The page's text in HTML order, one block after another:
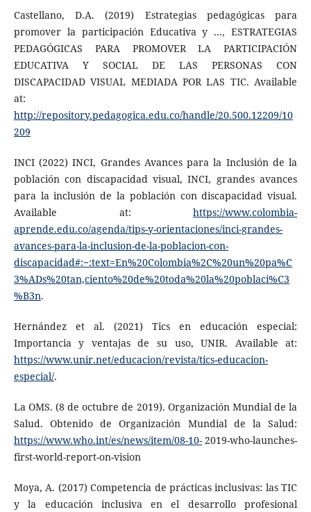
Castellano, D.A. (2019) Estrategias pedagógicas para
promover la participación Educativa y ..., ESTRATEGIAS
PEDAGÓGICAS PARA PROMOVER LA PARTICIPACIÓN
EDUCATIVA Y SOCIAL DE LAS PERSONAS CON
DISCAPACIDAD VISUAL MEDIADA POR LAS TIC. Available
at:
http://repository.pedagogica.edu.co/handle/20.500.12209/10
209
INCI (2022) INCI, Grandes Avances para la Inclusión de la
población con discapacidad visual, INCI, grandes avances
para la inclusión de la población con discapacidad visual.
Available at:https://www.colombia-
aprende.edu.co/agenda/tips-y-orientaciones/inci-grandes-
avances-para-la-inclusion-de-la-poblacion-con-
discapacidad#:~:text=En%20Colombia%2C%20un%20pa%C
3%ADs%20tan,ciento%20de%20toda%20la%20poblaci%C3
%B3n.
Hernández et al. (2021) Tics en educación especial:
Importancia y ventajas de su uso, UNIR. Available at:
https://www.unir.net/educacion/revista/tics-educacion-
especial/.
La OMS. (8 de octubre de 2019). Organización Mundial de la
Salud. Obtenido de Organización Mundial de la Salud:
https://www.who.int/es/news/item/08-10-2019-who-launches-
first-world-report-on-vision
Moya, A. (2017) Competencia de prácticas inclusivas: las TIC
y la educación inclusiva en el desarrollo profesional